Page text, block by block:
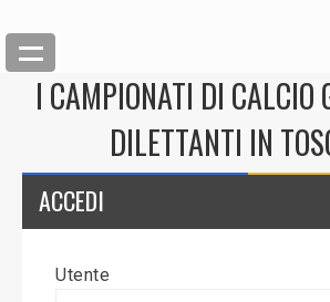
Back
I CAMPIONATI DI CALCIO
DILETTANTI IN
ACCEDI
Utente